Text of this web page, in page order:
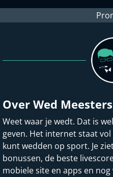
Over Wed Meesters
Weet waar je wedt. Dat is
geven. Het internet staat
kunt wedden op sport. Je
bonussen, de beste
mobiele site en apps en nog